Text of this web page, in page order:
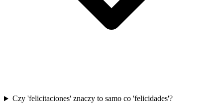
Czy 'felicitaciones' znaczy to samo co 'felicidades'?